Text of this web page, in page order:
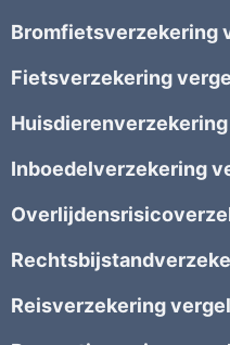
Bromfietsverzekering
Fietsverzekering
Inboedelverzekering
Reisverzekering